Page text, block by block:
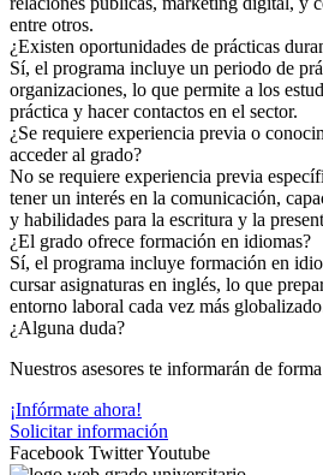
entre otros.
¿Existen oportunidades de prácticas
Sí, el programa incluye un periodo de
organizaciones, lo que permite a los
práctica y hacer contactos en el sector.
¿Se requiere experiencia previa o
acceder al grado?
No se requiere experiencia previa
tener un interés en la comunicación,
y habilidades para la escritura y la
¿El grado ofrece formación en idiomas?
Sí, el programa incluye formación en
cursar asignaturas en inglés, lo que
entorno laboral cada vez más
¿Alguna duda?
Nuestros asesores te informarán de
¡Infórmate ahora!
Solicitar información
Facebook TwitterYoutube